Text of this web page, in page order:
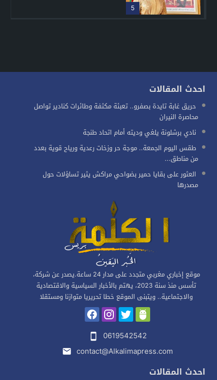
5
احدث المقالات
حريق غابة تايدة بصفرو.. تعبئة مكثفة وطائرات كنادير تواصل
محاصرة النيران
نادي برشلونة يلغي وديته أمام اتحاد طنجة
طقس اليوم الجمعة.. موجة حر وزخات رعدية ورياح قوية بعدد
من مناطق...
العثور على بقايا حمير بضواحي مراكش يثير تساؤلات حول
مصدرها
موقع إخباري مغربي متجدد على مدار 24 ساعة.يصدر عن شركة،
تأسس منذ سنة 2023، يهتم بالأخبار السياسية والاقتصادية
والاجتماعية.. ويتبنى الموقع خطا تحريريا متوازنا ومستقلا
0619542542
contact@Alkalimapress.com
احدث المقالات